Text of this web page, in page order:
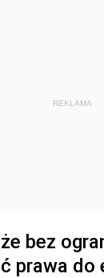
REKLAMA
bez
prawa do